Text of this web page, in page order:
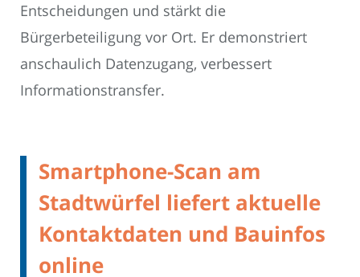
Entscheidungen und stärkt die
Bürgerbeteiligung vor Ort. Er demonstriert
anschaulich Datenzugang, verbessert
Informationstransfer.
Smartphone-Scan am
Stadtwürfel liefert aktuelle
Kontaktdaten und Bauinfos
online